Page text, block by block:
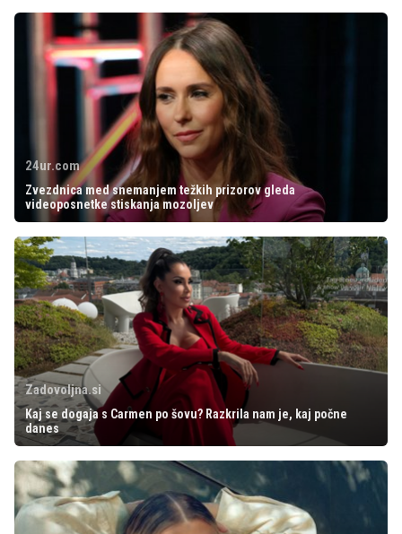
24ur.com
Zvezdnica med snemanjem težkih prizorov gleda
videoposnetke stiskanja mozoljev
Zadovoljna.si
Kaj se dogaja s Carmen po šovu? Razkrila nam je, kaj počne
danes